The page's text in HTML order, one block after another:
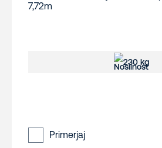
230 kg
Primerjaj